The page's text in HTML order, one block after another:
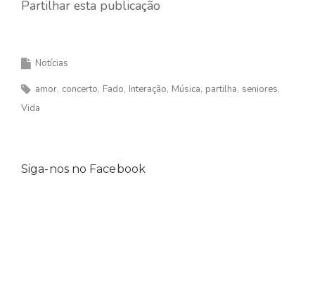
Partilhar esta publicação
Notícias
amor concerto Fado Interação Música partilha seniores
Vida
Siga-nos no Facebook